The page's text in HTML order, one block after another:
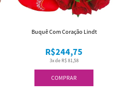
COMPRAR
3x de R$ 81,58
R$244,75
Buquê Com Coração Lindt